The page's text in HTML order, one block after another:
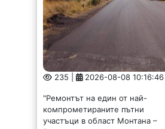
235 | 2026-08-08 10:16:46
компрометираните пътни
участъци в област Монтана –
Владимирово–Мадан, вече е